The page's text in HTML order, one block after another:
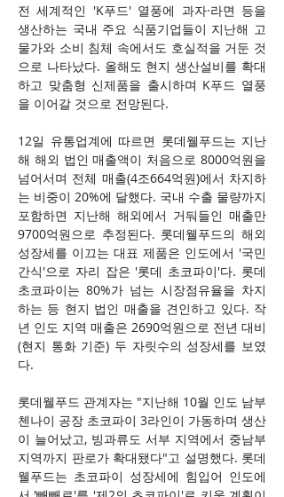
전 세계적인 'K푸드' 열풍에 과자·라면 등을
생산하는 국내 주요 식품기업들이 지난해 고
물가와 소비 침체 속에서도 호실적을 거둔 것
으로 나타났다. 올해도 현지 생산설비를 확대
하고 맞춤형 신제품을 출시하며 K푸드 열풍
을 이어갈 것으로 전망된다.
12일 유통업계에 따르면 롯데웰푸드는 지난
해 해외 법인 매출액이 처음으로 8000억원을
넘어서며 전체 매출(4조664억원)에서 차지하
는 비중이 20%에 달했다. 국내 수출 물량까지
포함하면 지난해 해외에서 거둬들인 매출만
9700억원으로 추정된다. 롯데웰푸드의 해외
성장세를 이끄는 대표 제품은 인도에서 '국민
간식'으로 자리 잡은 '롯데 초코파이'다. 롯데
초코파이는 80%가 넘는 시장점유율을 차지
하는 등 현지 법인 매출을 견인하고 있다. 작
년 인도 지역 매출은 2690억원으로 전년 대비
(현지 통화 기준) 두 자릿수의 성장세를 보였
다.
롯데웰푸드 관계자는 "지난해 10월 인도 남부
첸나이 공장 초코파이 3라인이 가동하며 생산
이 늘어났고, 빙과류도 서부 지역에서 중남부
지역까지 판로가 확대됐다"고 설명했다. 롯데
웰푸드는 초코파이 성장세에 힘입어 인도에